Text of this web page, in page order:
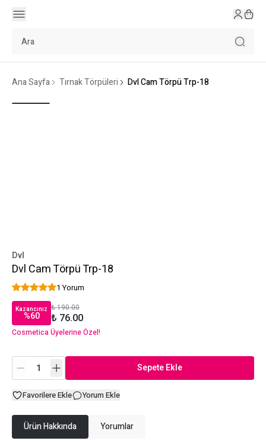
Ana Sayfa Tırnak Törpüleri Dvl Cam Törpü Trp-18
Dvl
Dvl Cam Törpü Trp-18
1 Yorum
Kazancınız
%60
₺ 190.00
₺ 76.00
Cosmetica Üyelerine Özel!
Sepete Ekle
Favorilere Ekle Yorum Ekle
Ürün Hakkında Yorumlar